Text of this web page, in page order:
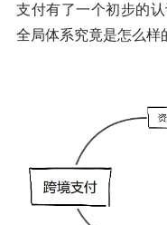
支付有了一个初步的
全局体系究竟是怎么样